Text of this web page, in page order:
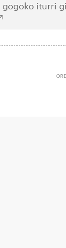
gogoko iturri